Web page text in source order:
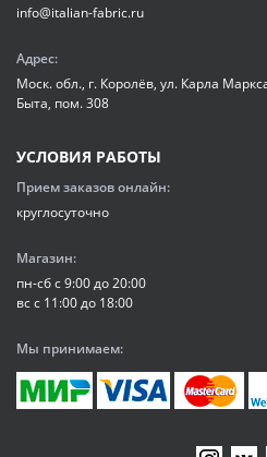
info@italian-fabric.ru
Адрес:
Моск. обл., г. Королёв, ул. Карла
Быта, пом. 308
УСЛОВИЯ РАБОТЫ
Прием заказов онлайн:
круглосуточно
Магазин:
пн-сб с 9:00 до 20:00
вс с 11:00 до 18:00
Мы принимаем: